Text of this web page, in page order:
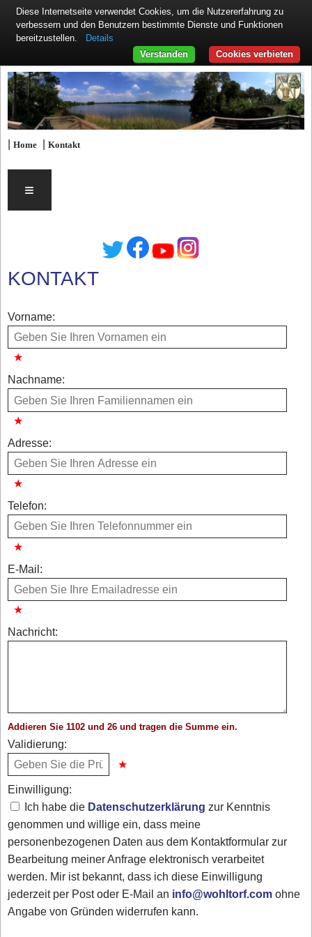
|Home |Kontakt
≡
KONTAKT
Vorname:
Nachname:
Adresse:
Telefon:
E-Mail:
Nachricht:
Addieren Sie 1102 und 26 und tragen die Summe ein.
Validierung:
Einwilligung:
Ich habe die Datenschutzerklärung zur Kenntnis
genommen und willige ein, dass meine
personenbezogenen Daten aus dem Kontaktformular zur
Bearbeitung meiner Anfrage elektronisch verarbeitet
werden. Mir ist bekannt, dass ich diese Einwilligung
jederzeit per Post oder E-Mail an info@wohltorf.comohne
Angabe von Gründen widerrufen kann.
Diese Internetseite verwendet Cookies, um die Nutzererfahrung zu
verbessern und den Benutzern bestimmte Dienste und Funktionen
bereitzustellen.
Details
Cookies verbieten
Verstanden